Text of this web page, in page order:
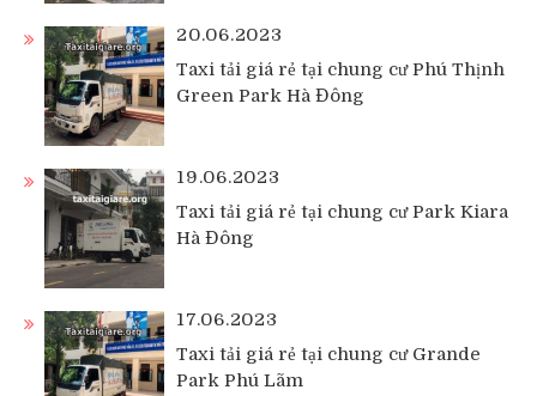
20.06.2023
Taxi tải giá rẻ tại chung cư Phú Thịnh
Green Park Hà Đông
19.06.2023
Taxi tải giá rẻ tại chung cư Park Kiara
Hà Đông
17.06.2023
Taxi tải giá rẻ tại chung cư Grande
Park Phú Lãm